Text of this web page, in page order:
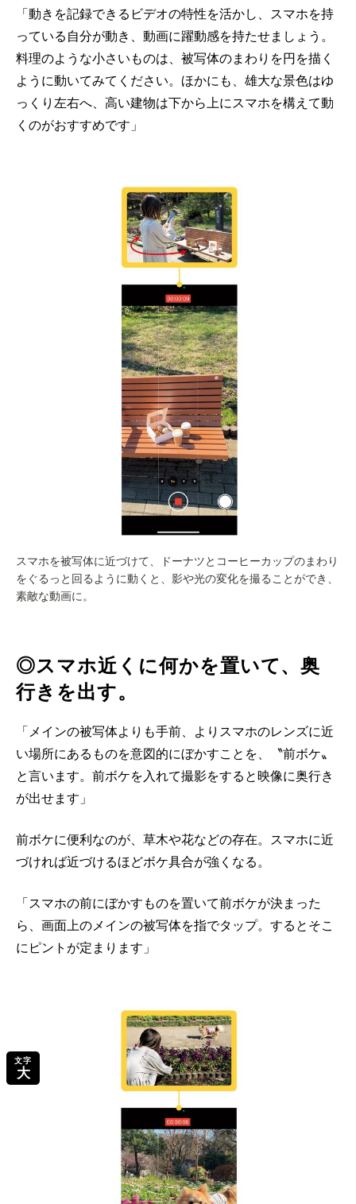
文字
大
「動きを記録できるビデオの特性を活かし、スマホを持
っている自分が動き、動画に躍動感を持たせましょう。
料理のような小さいものは、被写体のまわりを円を描く
ように動いてみてください。ほかにも、雄大な景色はゆ
っくり左右へ、高い建物は下から上にスマホを構えて動
くのがおすすめです」
スマホを被写体に近づけて、ドーナツとコーヒーカップのまわり
をぐるっと回るように動くと、影や光の変化を撮ることができ、
素敵な動画に。
◎スマホ近くに何かを置いて、奥
行きを出す。
「メインの被写体よりも手前、よりスマホのレンズに近
い場所にあるものを意図的にぼかすことを、〝前ボケ〟
と言います。前ボケを入れて撮影をすると映像に奥行き
が出せます」
前ボケに便利なのが、草木や花などの存在。スマホに近
づければ近づけるほどボケ具合が強くなる。
「スマホの前にぼかすものを置いて前ボケが決まった
ら、画面上のメインの被写体を指でタップ。するとそこ
にピントが定まります」